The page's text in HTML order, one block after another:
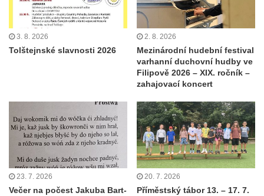
3. 8. 2026
Tolštejnské slavnosti 2026
2. 8. 2026
Mezinárodní hudební festival
varhanní duchovní hudby ve
Filipově 2026 – XIX. ročník –
zahajovací koncert
23. 7. 2026
Večer na počest Jakuba Bart-
20. 7. 2026
Příměstský tábor 13. – 17. 7.